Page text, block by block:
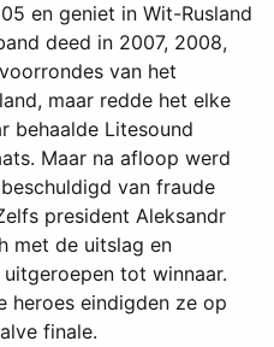
en geniet in Wit-Rusland
deed in 2007, 2008,
van het
maar redde het elke
behaalde Litesound
Maar na afloop werd
van fraude
president Aleksandr
met de uitslag en
tot winnaar.
heroes eindigden ze op
finale.